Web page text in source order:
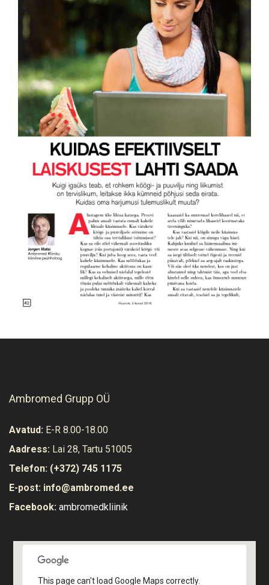
Ambromed Grupp OÜ
Avatud: E-R 8.00-18.00
Aadress: Lai 28, Tartu 51005
Telefon: (+372) 745 1175
E-post: info@ambromed.ee
Facebook: ambromedkliinik
This page can't load Google Maps correctly.